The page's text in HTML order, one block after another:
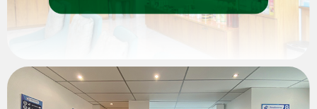
โปรโมชั่น
กิจกรรม